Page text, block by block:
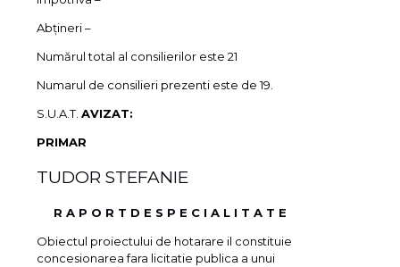
Abţineri –
Numărul total al consilierilor este 21
Numarul de consilieri prezenti este de 19.
S.U.A.T. AVIZAT:
PRIMAR
TUDOR STEFANIE
R A P O R T D E S P E C I A L I T A T E
Obiectul proiectului de hotarare il constituie
concesionarea fara licitatie publica a unui